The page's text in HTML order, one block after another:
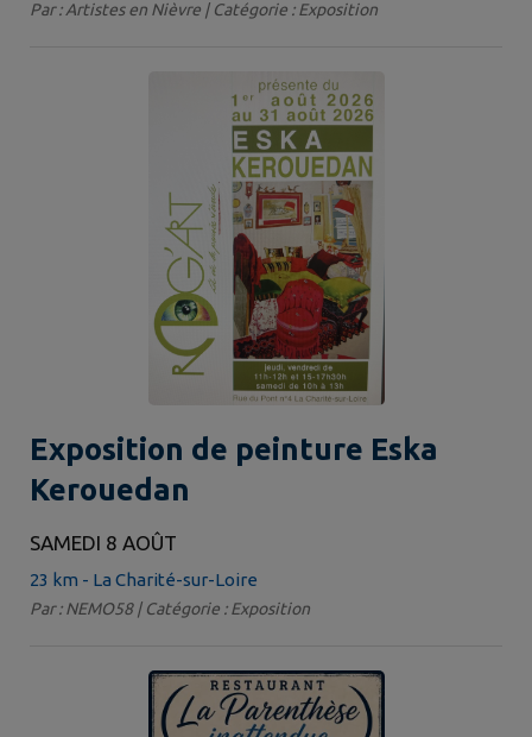
Par : Artistes en Nièvre | Catégorie : Exposition
Exposition de peinture Eska
Kerouedan
SAMEDI 8 AOÛT
23 km - La Charité-sur-Loire
Par : NEMO58 | Catégorie : Exposition